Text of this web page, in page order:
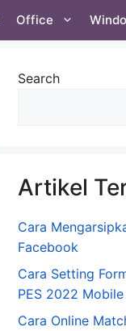
Office
Search
Artikel
Cara
Facebook
Cara Setting
PES 2022 Mobile
Cara Online